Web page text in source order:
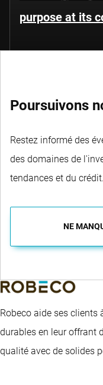
purpose at its
Poursuivons
Restez informé des
des domaines de
tendances et du crédit.
NE
Robeco aide ses
durables en leur offrant
qualité avec de solides